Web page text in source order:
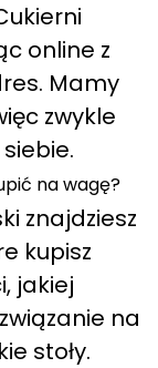
online z
Mamy
zwykle
na wagę?
znajdziesz
kupisz
jakiej
na
stoły.